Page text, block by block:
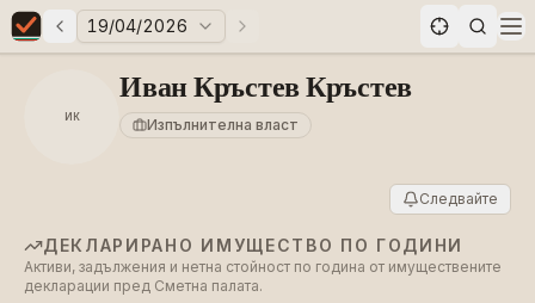
Elections in Bulgaria data statistics
Предни избори
19/04/2026 Следващи избори
ИК
Иван Кръстев Кръстев
Изпълнителна власт
Следвайте
ДЕКЛАРИРАНО ИМУЩЕСТВО ПО ГОДИНИ
Активи, задължения и нетна стойност по година от имуществените
декларации пред Сметна палата.